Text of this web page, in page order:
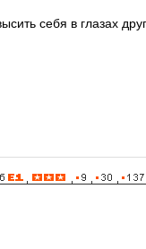
себя в глазах